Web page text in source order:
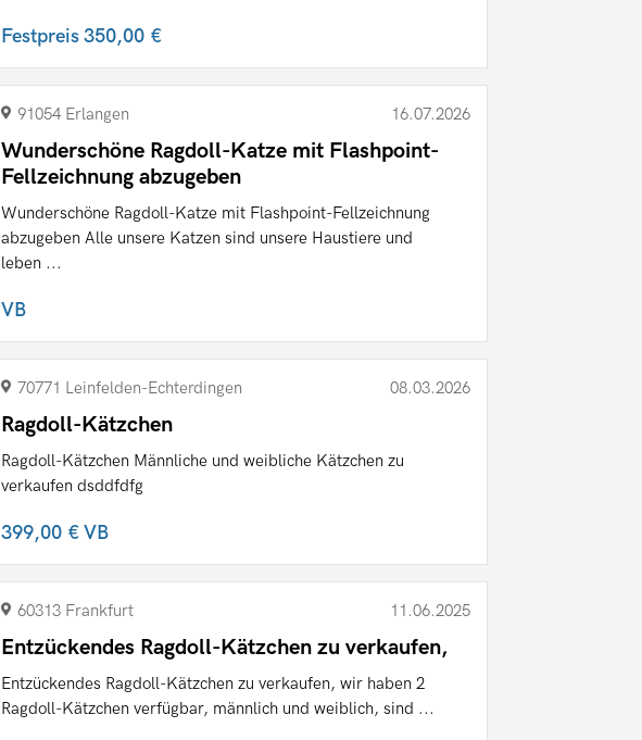
Festpreis350,00 €
91054 Erlangen 16.07.2026
Wunderschöne Ragdoll-Katze mit Flashpoint-
Fellzeichnung abzugeben
Wunderschöne Ragdoll-Katze mit Flashpoint-Fellzeichnung
abzugeben Alle unsere Katzen sind unsere Haustiere und
leben ...
VB
70771 Leinfelden-Echterdingen 08.03.2026
Ragdoll-Kätzchen
Ragdoll-Kätzchen Männliche und weibliche Kätzchen zu
verkaufen dsddfdfg
399,00 €VB
60313 Frankfurt 11.06.2025
Entzückendes Ragdoll-Kätzchen zu verkaufen,
Entzückendes Ragdoll-Kätzchen zu verkaufen, wir haben 2
Ragdoll-Kätzchen verfügbar, männlich und weiblich, sind ...